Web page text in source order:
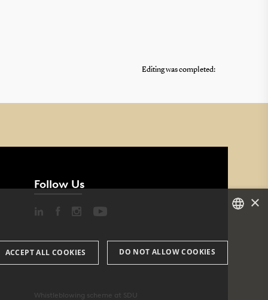
Editing was completed:
Follow Us
Whistleblowing scheme at SDU
ENGLISH
×
ACCEPT ALL COOKIES DO NOT ALLOW COOKIES